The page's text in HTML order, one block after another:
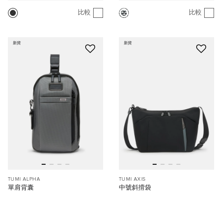
比較 比較
新貨
TUMI ALPHA
單肩背囊
新貨
TUMI AXIS
中號斜揹袋